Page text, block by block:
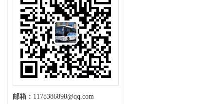
邮箱： 1178386898@qq.com